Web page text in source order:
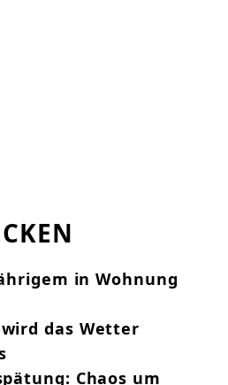
in Wohnung
das Wetter
Chaos um